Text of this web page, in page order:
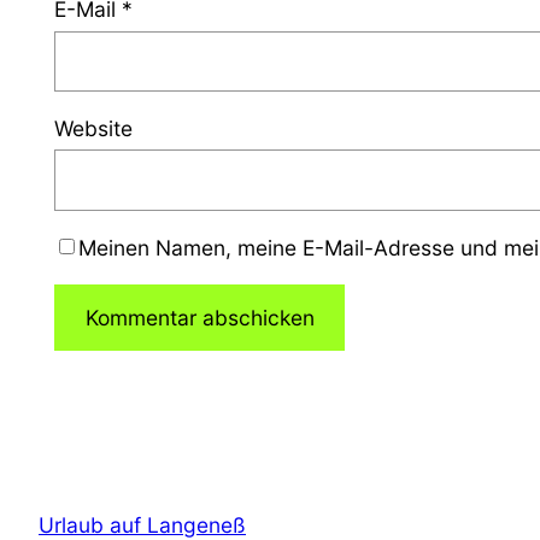
E-Mail *
Website
Meinen Namen, meine E-Mail-Adresse und
Urlaub auf Langeneß